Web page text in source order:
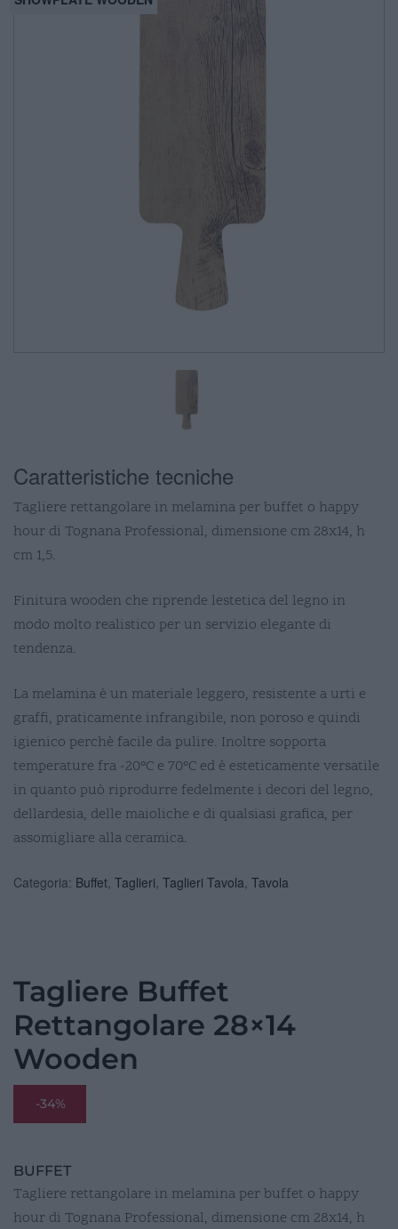
Caratteristiche tecniche
Tagliere rettangolare in melamina per buffet o happy
hour di Tognana Professional, dimensione cm 28x14, h
cm 1,5.
Finitura wooden che riprende lestetica del legno in
modo molto realistico per un servizio elegante di
tendenza.
La melamina è un materiale leggero, resistente a urti e
graffi, praticamente infrangibile, non poroso e quindi
igienico perchè facile da pulire. Inoltre sopporta
temperature fra -20°C e 70°C ed è esteticamente versatile
in quanto può riprodurre fedelmente i decori del legno,
dellardesia, delle maioliche e di qualsiasi grafica, per
assomigliare alla ceramica.
Categoria: Buffet Taglieri Taglieri Tavola Tavola
Tagliere Buffet
Rettangolare 28×14
Wooden
-34%
BUFFET
Tagliere rettangolare in melamina per buffet o happy
hour di Tognana Professional, dimensione cm 28x14, h